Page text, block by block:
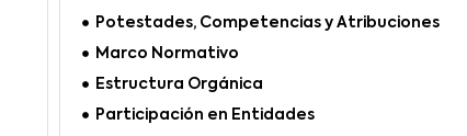
Potestades, Competencias y Atribuciones
Marco Normativo
Estructura Orgánica
Participación en Entidades